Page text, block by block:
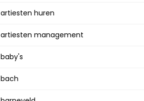
artiesten huren
artiesten management
baby's
bach